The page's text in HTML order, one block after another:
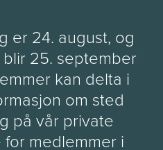
er 24. august, og
25. september
kan delta i
om sted
på vår private
medlemmer i